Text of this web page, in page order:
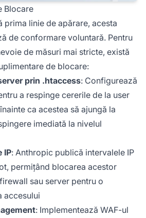
Blocare
prima linie de apărare, acesta
de conformare voluntară. Pentru
de măsuri mai stricte, există
de blocare:
prin .htaccess: Configurează
a respinge cererile de la user
ca acestea să ajungă la
imediată la nivelul
IP: Anthropic publică intervalele IP
permițând blocarea acestor
sau server pentru o
accesului
: Implementează WAF-ul